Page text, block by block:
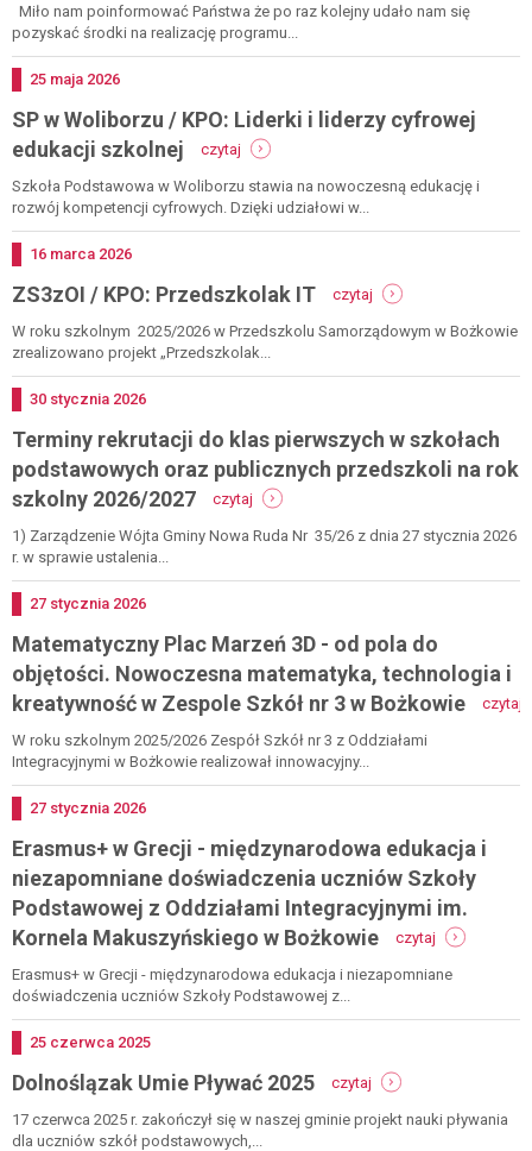
Miło nam poinformować Państwa że po raz kolejny udało nam się
pozyskać środki na realizację programu...
Dodano
25 maja 2026
SP w Woliborzu / KPO: Liderki i liderzy cyfrowej
edukacji szkolnej
czytaj
sp
w
woliborzu
i
cyfrowej
edukacji
szkolnej
Szkoła Podstawowa w Woliborzu stawia na nowoczesną edukację i
rozwój kompetencji cyfrowych. Dzięki udziałowi w...
Dodano
16 marca 2026
ZS3zOI / KPO: Przedszkolak IT czytaj
zs3zoi
/
W roku szkolnym 2025/2026 w Przedszkolu Samorządowym w Bożkowie
zrealizowano projekt „Przedszkolak...
Dodano
30 stycznia 2026
Terminy rekrutacji do klas pierwszych w szkołach
podstawowych oraz publicznych przedszkoli na rok
szkolny 2026/2027
czytaj
terminy
rekrutacji
szkołach
podstawowych
oraz
publicznych
na
rok
szkolny
1) Zarządzenie Wójta Gminy Nowa Ruda Nr 35/26 z dnia 27 stycznia 2026
r. w sprawie ustalenia...
Dodano
27 stycznia 2026
Matematyczny Plac Marzeń 3D - od pola do
objętości. Nowoczesna matematyka, technologia i
kreatywność w Zespole Szkół nr 3 w Bożkowie
czytaj
W roku szkolnym 2025/2026 Zespół Szkół nr 3 z Oddziałami
Integracyjnymi w Bożkowie realizował innowacyjny...
Dodano
27 stycznia 2026
Erasmus+ w Grecji - międzynarodowa edukacja i
niezapomniane doświadczenia uczniów Szkoły
Podstawowej z Oddziałami Integracyjnymi im.
Kornela Makuszyńskiego w Bożkowie
czytaj
erasmus+
w
Erasmus+ w Grecji - międzynarodowa edukacja i niezapomniane
doświadczenia uczniów Szkoły Podstawowej z...
Dodano
25 czerwca 2025
Dolnoślązak Umie Pływać 2025 czytaj
dolnoślązak
umie
17 czerwca 2025 r. zakończył się w naszej gminie projekt nauki pływania
dla uczniów szkół podstawowych,...